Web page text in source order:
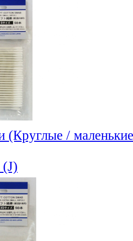
(Круглые /